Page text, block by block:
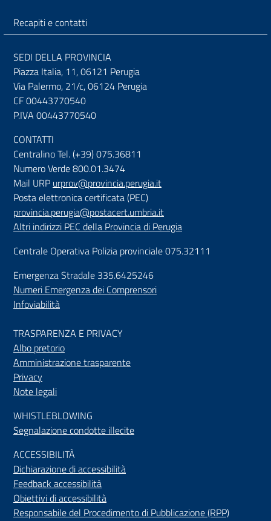
Recapiti e contatti
SEDI DELLA PROVINCIA
Piazza Italia, 11, 06121 Perugia
Via Palermo, 21/c, 06124 Perugia
CF 00443770540
P.IVA 00443770540
CONTATTI
Centralino Tel. (+39) 075.36811
Numero Verde 800.01.3474
Mail URP urprov@provincia.perugia.it
Posta elettronica certificata (PEC)
provincia.perugia@postacert.umbria.it
Altri indirizzi PEC della Provincia di Perugia
Centrale Operativa Polizia provinciale 075.32111
Emergenza Stradale 335.6425246
Numeri Emergenza dei Comprensori
Infoviabilità
TRASPARENZA E PRIVACY
Albo pretorio
Amministrazione trasparente
Privacy
Note legali
WHISTLEBLOWING
Segnalazione condotte illecite
ACCESSIBILITÀ
Dichiarazione di accessibilità
Feedback accessibilità
Obiettivi di accessibilità
Responsabile del Procedimento di Pubblicazione (RPP)